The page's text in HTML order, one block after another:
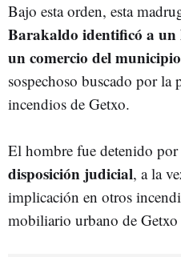
Bajo esta orden, esta
Barakaldo identificó a
un comercio del municipio
sospechoso buscado por la
incendios de Getxo.
El hombre fue detenido por
disposición judicial, a la
implicación en otros
mobiliario urbano de Getxo